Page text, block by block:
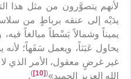
لأنهم يتصوَّرون من مثل هذا
يدَيْه إلى عنقه برباطٍ من
يميناً وشمالاً بَسْطاً مبالغاً
يحاول عَبَثاً، ويعمل سَفَهاً؛ لأنه
غير غرضٍ معقول، الأمر الذي
الله العزيز الحميد»(
[10]
)
.